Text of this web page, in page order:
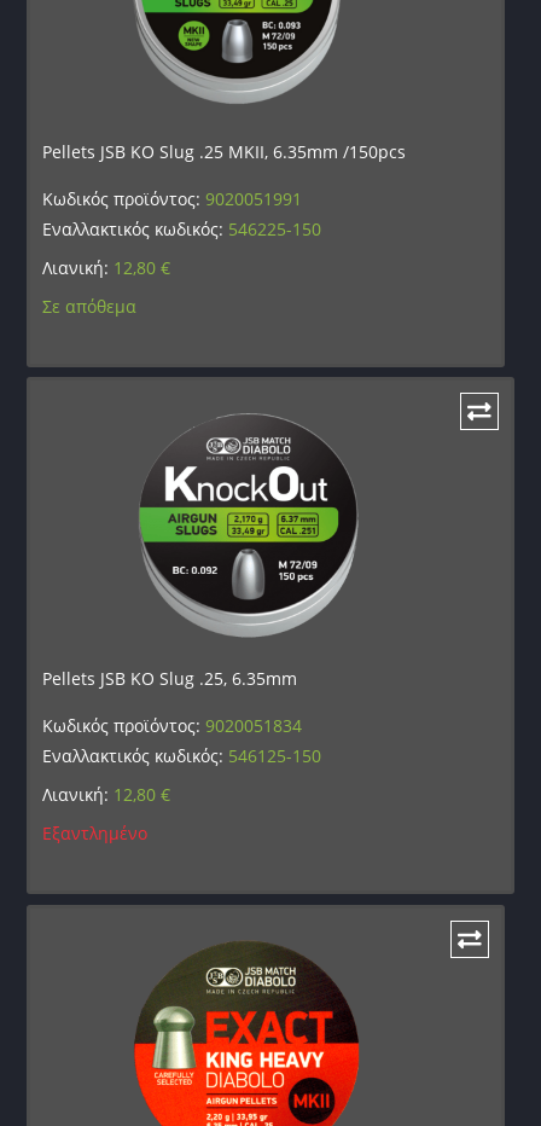
Pellets JSB KO Slug .25 MKII, 6.35mm /150pcs
Κωδικός προϊόντος:9020051991
Εναλλακτικός κωδικός: 546225-150
Λιανική: 12,80€
Σε απόθεμα
Pellets JSB KO Slug .25, 6.35mm
Κωδικός προϊόντος:9020051834
Εναλλακτικός κωδικός: 546125-150
Λιανική: 12,80€
Εξαντλημένο